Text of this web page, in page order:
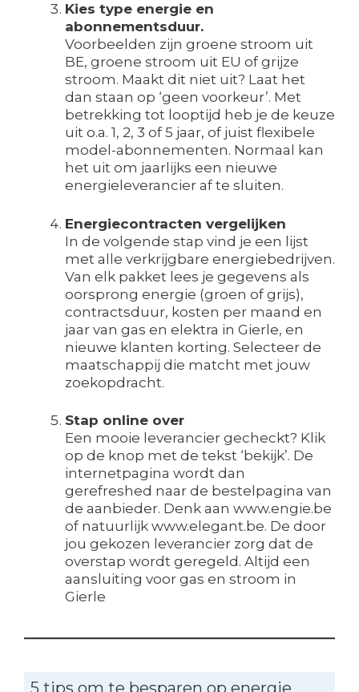
Kies type energie en
abonnementsduur.
Voorbeelden zijn groene stroom uit
BE, groene stroom uit EU of grijze
stroom. Maakt dit niet uit? Laat het
dan staan op ‘geen voorkeur’. Met
betrekking tot looptijd heb je de keuze
uit o.a. 1, 2, 3 of 5 jaar, of juist flexibele
model-abonnementen. Normaal kan
het uit om jaarlijks een nieuwe
energieleverancier af te sluiten.
Energiecontracten vergelijken
In de volgende stap vind je een lijst
met alle verkrijgbare energiebedrijven.
Van elk pakket lees je gegevens als
oorsprong energie (groen of grijs),
contractsduur, kosten per maand en
jaar van gas en elektra in Gierle, en
nieuwe klanten korting. Selecteer de
maatschappij die matcht met jouw
zoekopdracht.
Stap online over
Een mooie leverancier gecheckt? Klik
op de knop met de tekst ‘bekijk’. De
internetpagina wordt dan
gerefreshed naar de bestelpagina van
de aanbieder. Denk aan www.engie.be
of natuurlijk www.elegant.be. De door
jou gekozen leverancier zorg dat de
overstap wordt geregeld. Altijd een
aansluiting voor gas en stroom in
Gierle
5 tips om te besparen op energie